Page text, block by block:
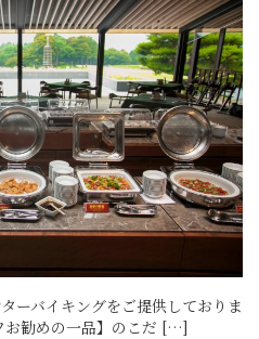
ーバイキングをご提供しておりま
お勧めの一品】のこだ […]